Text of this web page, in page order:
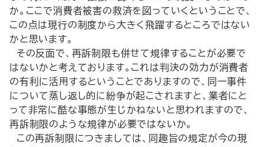
か。ここで消費者被害の救済を図っていくということで、
この点は現行の制度から大きく飛躍するところではない
かと思います。
その反面で、再訴制限も併せて規律することが必要で
はないかと考えております。これは判決の効力が消費者
の有利に活用するということでありますので、同一事件
について蒸し返し的に紛争が起こされますと、業者にと
って非常に酷な事態が生じかねないと思われますので、
再訴制限のような規律が必要ではないか。
この再訴制限につきましては、同趣旨の規定が今の現